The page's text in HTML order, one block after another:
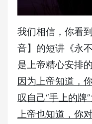
我们相信，你看
音】的短讲《永
是上帝精心安排的
因为上帝知道，
叹自己“手上的牌”
上帝也知道，你